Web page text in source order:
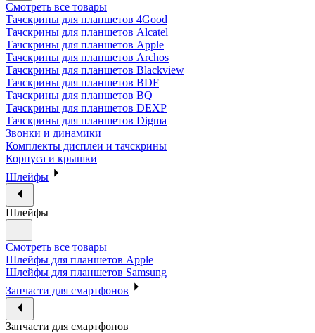
Смотреть все товары
Тачскрины для планшетов 4Good
Тачскрины для планшетов Alcatel
Тачскрины для планшетов Apple
Тачскрины для планшетов Archos
Тачскрины для планшетов Blackview
Тачскрины для планшетов BDF
Тачскрины для планшетов BQ
Тачскрины для планшетов DEXP
Тачскрины для планшетов Digma
Звонки и динамики
Комплекты дисплеи и тачскрины
Корпуса и крышки
Шлейфы
Шлейфы
Смотреть все товары
Шлейфы для планшетов Apple
Шлейфы для планшетов Samsung
Запчасти для смартфонов
Запчасти для смартфонов